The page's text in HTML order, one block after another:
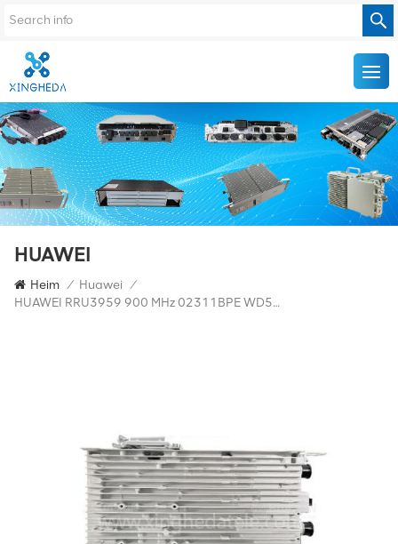
HUAWEI
Heim / Huawei /
HUAWEI RRU3959 900 MHz 02311BPE WD5M9E395903 Verteilte Remote-Einheit